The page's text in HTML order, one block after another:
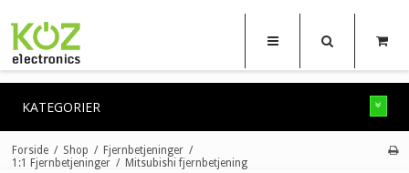
KATEGORIER
Forside / Shop / Fjernbetjeninger /
1:1 Fjernbetjeninger / Mitsubishi fjernbetjening